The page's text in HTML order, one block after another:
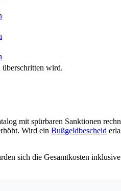
überschritten wird.
mit spürbaren Sanktionen
Wird ein Bußgeldbescheid
sich die Gesamtkosten